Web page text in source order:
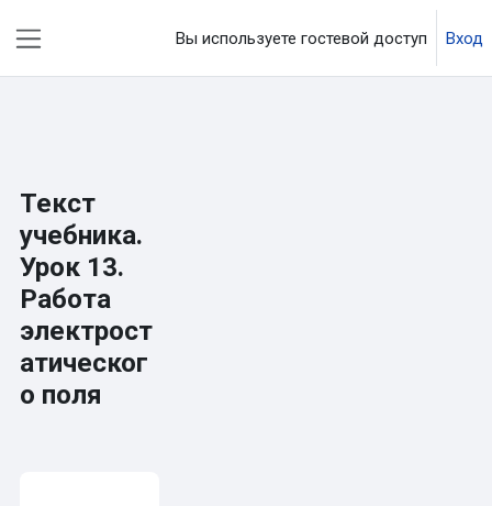
Вы используете гостевой доступ Вход
Текст
учебника.
Урок 13.
Работа
электрост
атическог
о поля